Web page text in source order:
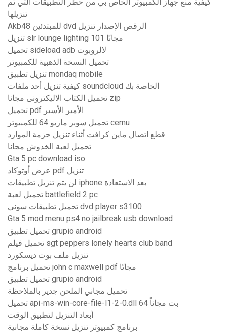
كيفية منع جهاز الكمبيوتر الخاص بي من حظر التطبيقات التي تم
تنزيلها
Akb48 للمبتدئين dvd الرقص الإصدار تنزيل
تنزيل slr lounge lighting 101 مجانًا
تحميل sideload adb لالروبوت
تحميل النسخة الذهبية للكمبيوتر
تنزيل تطبيق mondaq mobile
كيفية تنزيل أحد ملفات soundcloud الخاصة بك
تحميل الكتاب الاليكترونى مجانا zip
تحميل pdf الأمير الأسير
تحميل سوبر ماريو 64 للكمبيوتر cemu
قطع اتصال ماين كرافت أثناء تنزيل حزمة الموارد
تحميل لعبة الخدوش مجانا
Gta 5 pc download iso
عرض أوتوكاد pdf تنزيل
لن يتم تنزيل تطبيقات iphone بعد الاستعادة
تحميل لعبة battlefield 2 pc
تحميل تطبيقات سوني dvd player s3100
Gta 5 mod menu ps4 no jailbreak usb download
تحميل تطبيق grupio android
تحميل فيلم sgt peppers lonely hearts club band
تنزيل ملف بوت ديسكورد
تحميل برنامج john c maxwell pdf مجانًا
تحميل تطبيق grupio android
تحميل مجاني الملحن جدير بالملاحظة
تحميل api-ms-win-core-file-l1-2-0.dll 64 بت مجاناً
أبعاد التنزيل لتطبيق الوقت
برنامج كمبيوتر تنزيل نسخة كاملة مجانية